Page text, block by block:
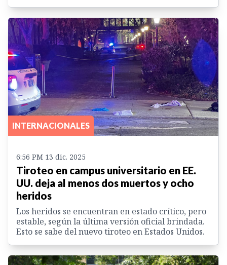
INTERNACIONALES
6:56 PM 13 dic. 2025
Tiroteo en campus universitario en EE.
UU. deja al menos dos muertos y ocho
heridos
Los heridos se encuentran en estado crítico, pero
estable, según la última versión oficial brindada.
Esto se sabe del nuevo tiroteo en Estados Unidos.